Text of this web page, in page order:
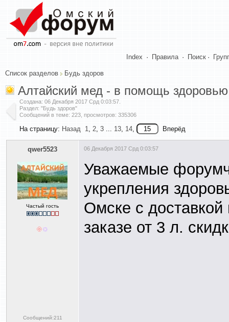
Index · Правила · Поиск ·
Список разделов Будь здоров
Алтайский мед - в помощь
Создана: 06 Декабря 2017 Срд 0:03:57
Раздел: "Будь здоров"
Сообщений в теме: 223, просмотров: 335306
На страницу: Назад 1, 2, 3 ... 13, 14, Вперёд
qwer5523
Частый гость
Сообщений:211
06 Декабря 2017 Срд 0:03:57
Уважаемые
укрепления
Омске с
заказе от 3 л.